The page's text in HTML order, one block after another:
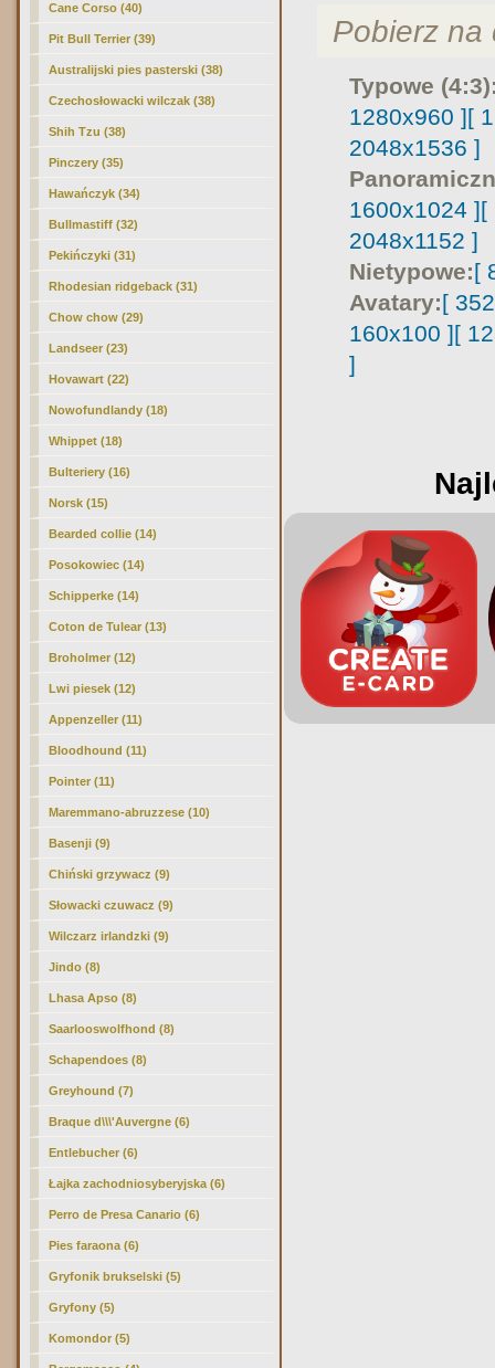
Cane Corso (40)
Pit Bull Terrier (39)
Australijski pies pasterski (38)
Czechosłowacki wilczak (38)
Shih Tzu (38)
Pinczery (35)
Hawańczyk (34)
Bullmastiff (32)
Pekińczyki (31)
Rhodesian ridgeback (31)
Chow chow (29)
Landseer (23)
Hovawart (22)
Nowofundlandy (18)
Whippet (18)
Bulteriery (16)
Norsk (15)
Bearded collie (14)
Posokowiec (14)
Schipperke (14)
Coton de Tulear (13)
Broholmer (12)
Lwi piesek (12)
Appenzeller (11)
Bloodhound (11)
Pointer (11)
Maremmano-abruzzese (10)
Basenji (9)
Chiński grzywacz (9)
Słowacki czuwacz (9)
Wilczarz irlandzki (9)
Jindo (8)
Lhasa Apso (8)
Saarlooswolfhond (8)
Schapendoes (8)
Greyhound (7)
Braque d\\\'Auvergne (6)
Entlebucher (6)
Łajka zachodniosyberyjska (6)
Perro de Presa Canario (6)
Pies faraona (6)
Gryfonik brukselski (5)
Gryfony (5)
Komondor (5)
Pobierz na
Typowe
1280x960 ][
2048x1536 ]
1600x1024 ][
2048x1152 ]
Nietypowe:[
Avatary:[
160x100 ][
]